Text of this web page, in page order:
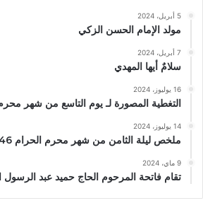
5 أبريل، 2024
مولد الإمام الحسن الزكي
7 أبريل، 2024
سلامٌ أيها المهدي
16 يوليوز، 2024
التغطية المصورة لـ يوم التاسع من شهر محرم
14 يوليوز، 2024
ملخص ليلة الثامن من شهر محرم الحرام 1446 هـ
9 ماي، 2024
تقام فاتحة المرحوم الحاج حميد عبد الرسول